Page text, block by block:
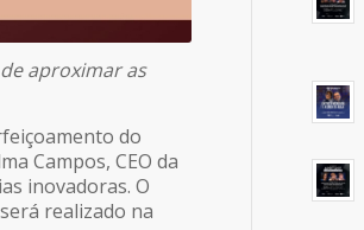
aproximar as
do
Campos, CEO da
inovadoras. O
realizado na